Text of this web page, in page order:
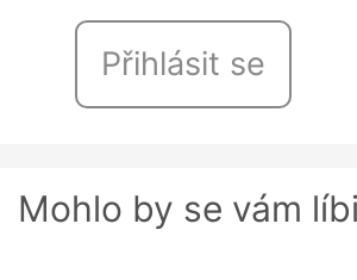
Přihlásit se
Mohlo by se vám